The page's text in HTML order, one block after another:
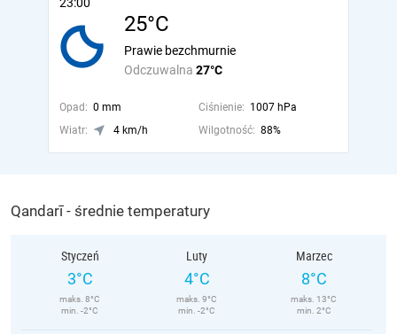
25°C
Odczuwalna 27°C
Prawie bezchmurnie
Opad: 0 mm Ciśnienie: 1007 hPa
Wiatr:
4 km/h Wilgotność: 88%
Qandarī - średnie temperatury
Styczeń
3°C
maks. 8°C
min. -2°C
Luty
4°C
maks. 9°C
min. -2°C
Marzec
8°C
maks. 13°C
min. 2°C